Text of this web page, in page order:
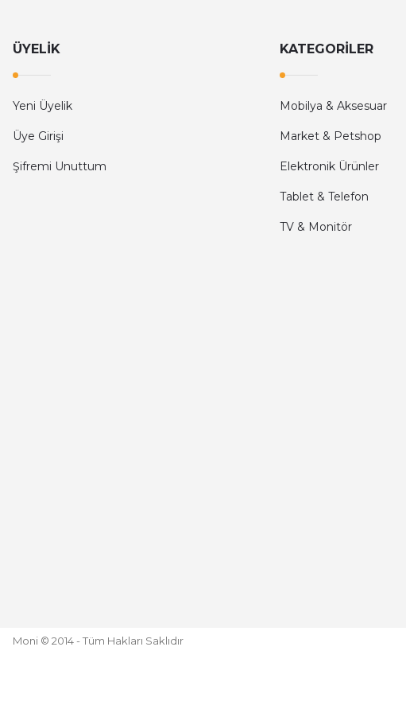
kargo hızlı
mehmet yıldız | 19/06/2025
seiko astron kordon 7x52
ÜYELİK
Yeni Üyelik
Üye Girişi
Şifremi Unuttum
KATEGORİLER
Mobilya & Aksesuar
Market & Petshop
Elektronik Ürünler
Tablet & Telefon
TV & Monitör
Moni © 2014 - Tüm Hakları Saklıdır